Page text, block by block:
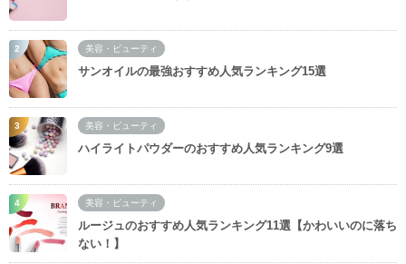
美容・ビューティ
サンオイルの最強おすすめ人気ランキング15選
美容・ビューティ
ハイライトパウダーのおすすめ人気ランキング9選
美容・ビューティ
ルージュのおすすめ人気ランキング11選【かわいいのに落ち
ない！】